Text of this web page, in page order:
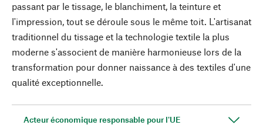
passant par le tissage, le blanchiment, la teinture et
l'impression, tout se déroule sous le même toit. L'artisanat
traditionnel du tissage et la technologie textile la plus
moderne s'associent de manière harmonieuse lors de la
transformation pour donner naissance à des textiles d'une
qualité exceptionnelle.
Acteur économique responsable pour l'UE